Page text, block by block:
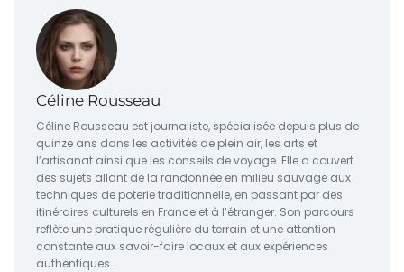
Céline Rousseau
Céline Rousseau est journaliste, spécialisée depuis plus de
quinze ans dans les activités de plein air, les arts et
l’artisanat ainsi que les conseils de voyage. Elle a couvert
des sujets allant de la randonnée en milieu sauvage aux
techniques de poterie traditionnelle, en passant par des
itinéraires culturels en France et à l’étranger. Son parcours
reflète une pratique régulière du terrain et une attention
constante aux savoir-faire locaux et aux expériences
authentiques.